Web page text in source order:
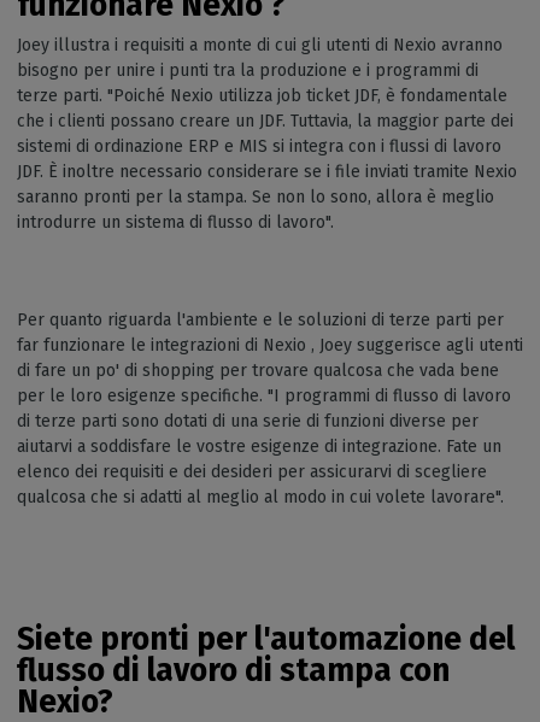
Joey illustra i requisiti a monte di cui gli utenti di Nexio avranno
bisogno per unire i punti tra la produzione e i programmi di
terze parti. "Poiché Nexio utilizza job ticket JDF, è fondamentale
che i clienti possano creare un JDF. Tuttavia, la maggior parte dei
sistemi di ordinazione ERP e MIS si integra con i flussi di lavoro
JDF. È inoltre necessario considerare se i file inviati tramite Nexio
saranno pronti per la stampa. Se non lo sono, allora è meglio
introdurre un sistema di flusso di lavoro".
Per quanto riguarda l'ambiente e le soluzioni di terze parti per
far funzionare le integrazioni di Nexio , Joey suggerisce agli utenti
di fare un po' di shopping per trovare qualcosa che vada bene
per le loro esigenze specifiche. "I programmi di flusso di lavoro
di terze parti sono dotati di una serie di funzioni diverse per
aiutarvi a soddisfare le vostre esigenze di integrazione. Fate un
elenco dei requisiti e dei desideri per assicurarvi di scegliere
qualcosa che si adatti al meglio al modo in cui volete lavorare".
Siete pronti per l'automazione del
flusso di lavoro di stampa con
Nexio?